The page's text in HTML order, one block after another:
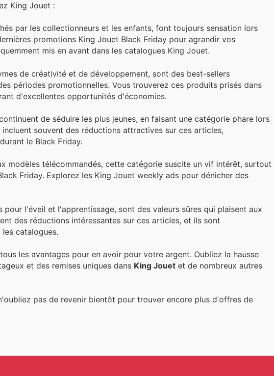
King Jouet :
par les collectionneurs et les enfants, font toujours sensation lors
promotions King Jouet Black Friday pour agrandir vos
mis en avant dans les catalogues King Jouet.
de créativité et de développement, sont des best-sellers
périodes promotionnelles. Vous trouverez ces produits prisés dans
d'excellentes opportunités d'économies.
de séduire les plus jeunes, en faisant une catégorie phare lors
souvent des réductions attractives sur ces articles,
le Black Friday.
modèles télécommandés, cette catégorie suscite un vif intérêt, surtout
Friday. Explorez les King Jouet weekly ads pour dénicher des
pour l'éveil et l'apprentissage, sont des valeurs sûres qui plaisent aux
des réductions intéressantes sur ces articles, et ils sont
catalogues.
les avantages pour en avoir pour votre argent. Oubliez la hausse
et des remises uniques dans King Jouet et de nombreux autres
pas de revenir bientôt pour trouver encore plus d'offres de